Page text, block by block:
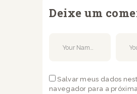
Deixe um
Salvar meus dados
navegador para a